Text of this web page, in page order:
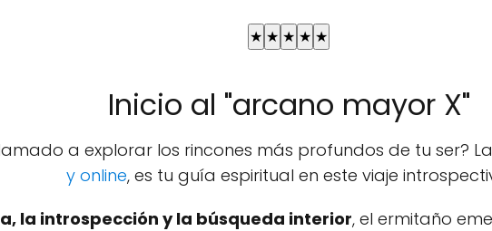
★ ★ ★ ★ ★
Inicio al "arcano mayor X"
a explorar los rincones más profundos de tu ser?
y online, es tu guía espiritual en este viaje
la introspección y la búsqueda interior, el ermitaño